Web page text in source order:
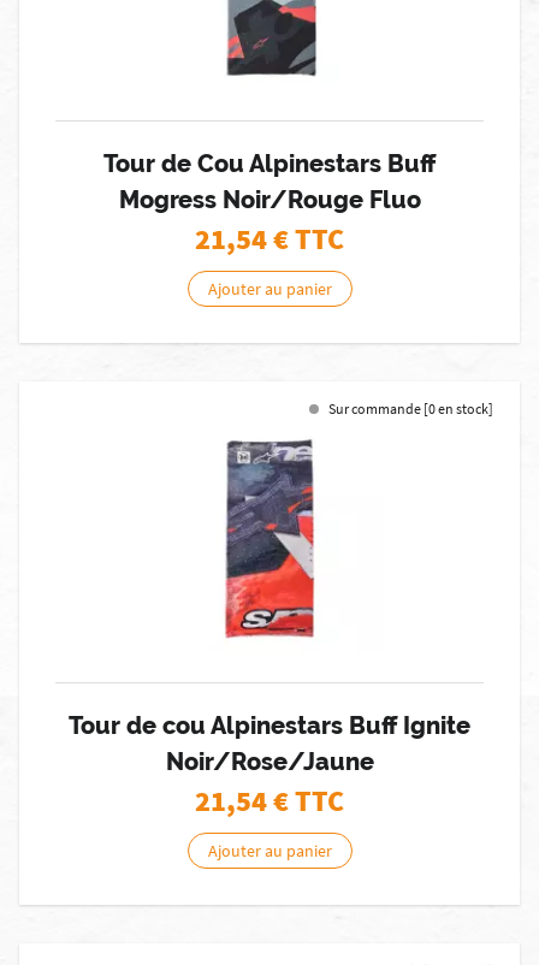
Tour de Cou Alpinestars Buff
Mogress Noir/Rouge Fluo
21,54€ TTC
Ajouter au panier
Sur commande [0 en stock]
Tour de cou Alpinestars Buff Ignite
Noir/Rose/Jaune
21,54€ TTC
Ajouter au panier